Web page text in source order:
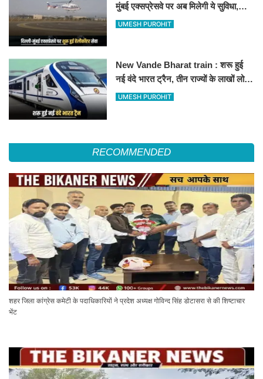
मुंबई एक्सप्रेसवे पर अब मिलेगी ये सुविधा,
हेलीकॉप्टर सर्विस से तुरंत घायल पहुंचेगा
UMESH PUROHIT
New Vande Bharat train : शरू हुई
नई वंदे भारत ट्रैन, तीन राज्यों के लाखों लोगों
का सफर होगा आसान, देखें पूरा रूटमैप
UMESH PUROHIT
RECOMMENDED
शहर जिला कांग्रेस कमेटी के पदाधिकारियों ने प्रदेश अध्यक्ष गोविन्द सिंह डोटासरा से की शिष्टाचार
भेंट